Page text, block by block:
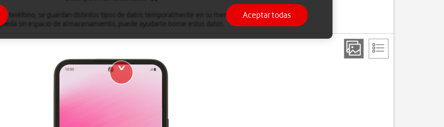
el teléfono, se guardan distintos tipos de datos temporalmente en su memoria. Si el teléfono se
sin espacio de almacenamiento, puede ayudarte borrar estos datos.
Aceptar todas